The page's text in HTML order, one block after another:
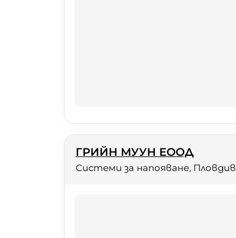
ГРИЙН МУУН ЕООД
Системи за напояване, Пловдив